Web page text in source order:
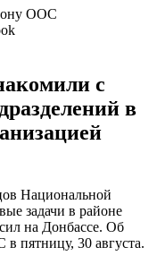
с
в
Национальной
задачи в районе
на Донбассе. Об
пятницу, 30 августа.